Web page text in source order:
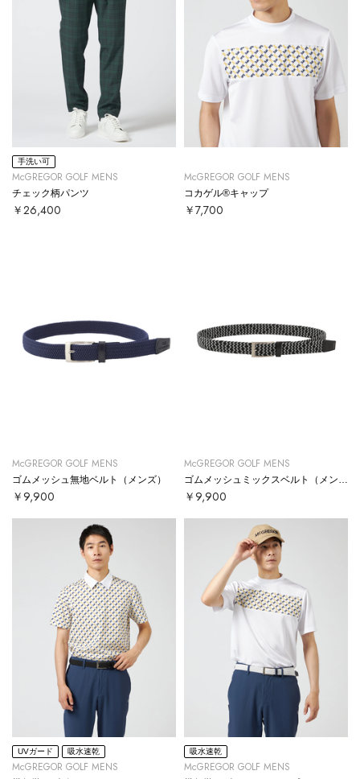
手洗い可
McGREGOR GOLF MENS
チェック柄パンツ
￥26,400
McGREGOR GOLF MENS
コカゲル®キャップ
￥7,700
McGREGOR GOLF MENS
ゴムメッシュ無地ベルト（メンズ）
￥9,900
McGREGOR GOLF MENS
￥9,900
UVガード 吸水速乾
McGREGOR GOLF MENS
吸水速乾
McGREGOR GOLF MENS